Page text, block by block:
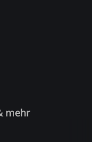
mehr